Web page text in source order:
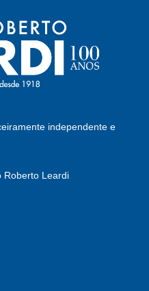
independente e
Roberto Leardi